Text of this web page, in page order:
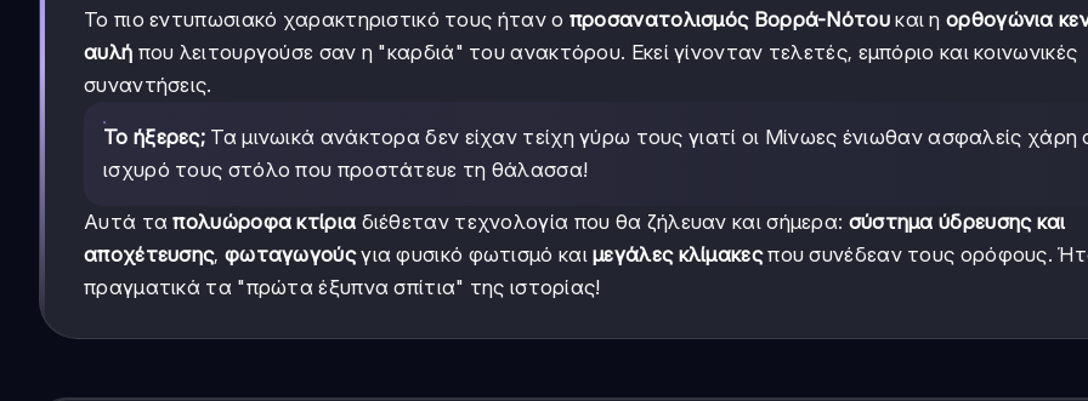
Το πιο εντυπωσιακό χαρακτηριστικό τους ήταν ο προσανατολισμός Βορρά-Νότουκαι ηορθογώνια
αυλή που λειτουργούσε σαν η "καρδιά" του ανακτόρου. Εκεί γίνονταν τελετές, εμπόριο και κοινωνικές
συναντήσεις.
Το ήξερες; Τα μινωικά ανάκτορα δεν είχαν τείχη γύρω τους γιατί οι Μίνωες ένιωθαν ασφαλείς χάρη
ισχυρό τους στόλο που προστάτευε τη θάλασσα!
Αυτά ταπολυώροφα κτίρια διέθεταν τεχνολογία που θα ζήλευαν και σήμερα: σύστημα ύδρευσης και
αποχέτευσης, φωταγωγούςγια φυσικό φωτισμό καιμεγάλες κλίμακεςπου συνέδεαν τους ορόφους.
πραγματικά τα "πρώτα έξυπνα σπίτια" της ιστορίας!